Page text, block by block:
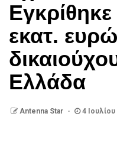
εκατ.
Ελλάδα
Antenna Star 4 Ιουλίου